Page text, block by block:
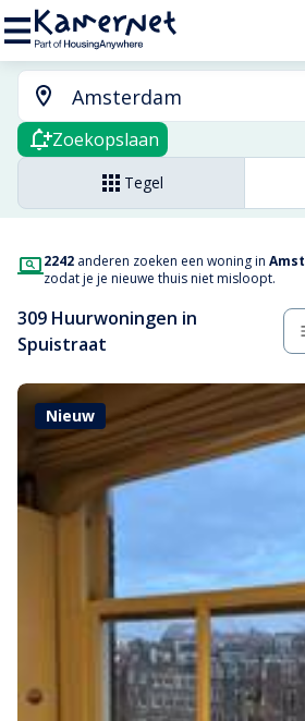
Zoekopslaan
Tegel
2242 anderen zoeken een woning in
zodat je je nieuwe thuis niet misloopt.
309 Huurwoningen in
Spuistraat
Nieuw